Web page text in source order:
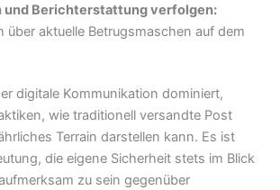
und Berichterstattung verfolgen:
über aktuelle Betrugsmaschen auf dem
digitale Kommunikation dominiert,
wie traditionell versandte Post
Terrain darstellen kann. Es ist
die eigene Sicherheit stets im Blick
zu sein gegenüber